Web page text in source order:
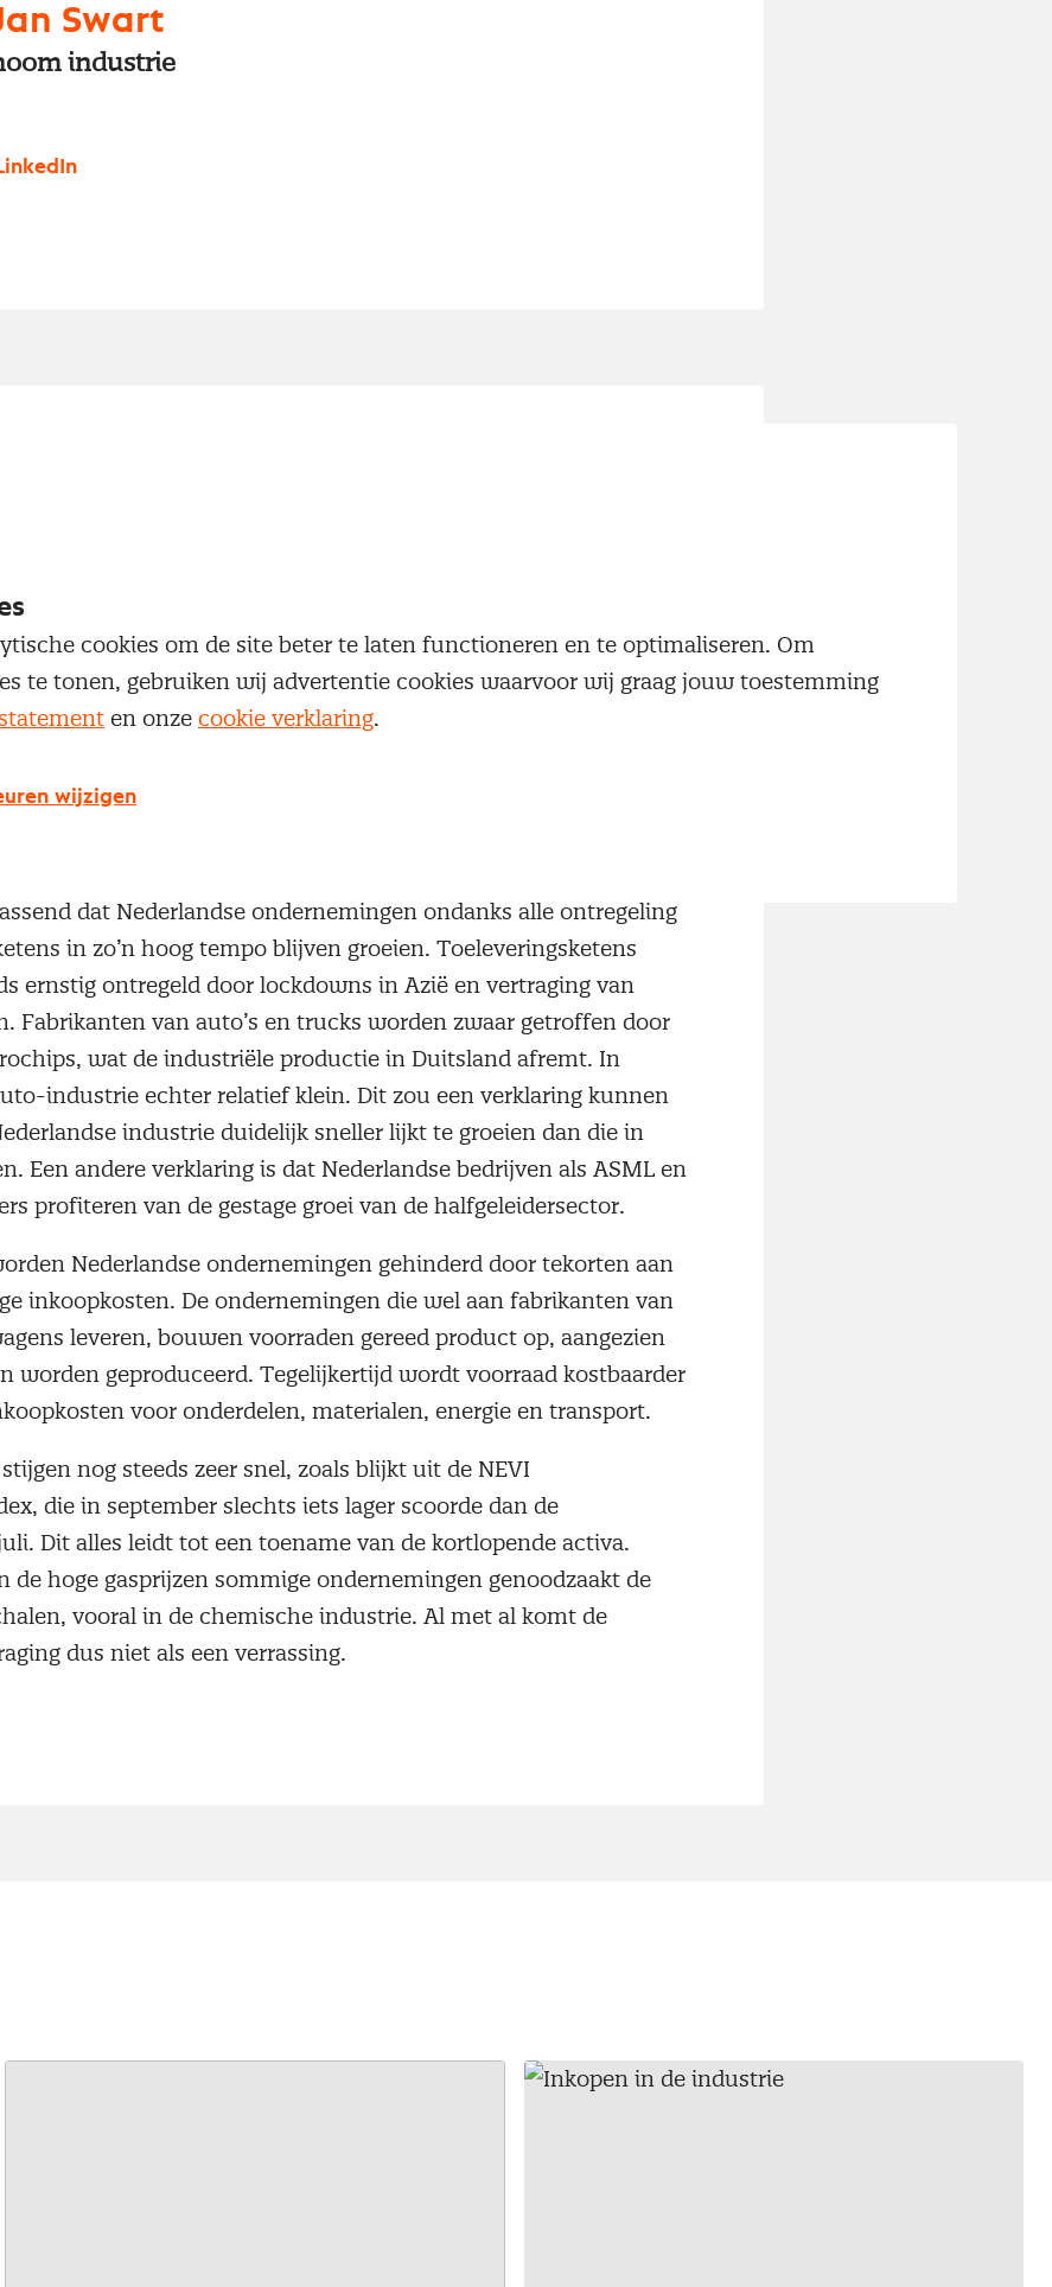
Swart
industrie
laatste zes maanden. De NEVI Inkoopmanagersindex voor de
daalde van 65,8 in augustus naar 62,0 in september, wat
langzamer groeit. Dit komt echter niet als een
industrie heeft afgelopen voorjaar recordgroei laten
dat Nederlandse ondernemingen ondanks alle ontregeling
in zo’n hoog tempo blijven groeien. Toeleveringsketens
ernstig ontregeld door lockdowns in Azië en vertraging van
Fabrikanten van auto’s en trucks worden zwaar getroffen door
wat de industriële productie in Duitsland afremt. In
industrie echter relatief klein. Dit zou een verklaring kunnen
industrie duidelijk sneller lijkt te groeien dan die in
Een andere verklaring is dat Nederlandse bedrijven als ASML en
profiteren van de gestage groei van de halfgeleidersector.
Nederlandse ondernemingen gehinderd door tekorten aan
inkoopkosten. De ondernemingen die wel aan fabrikanten van
leveren, bouwen voorraden gereed product op, aangezien
worden geproduceerd. Tegelijkertijd wordt voorraad kostbaarder
voor onderdelen, materialen, energie en transport.
nog steeds zeer snel, zoals blijkt uit de NEVI
die in september slechts iets lager scoorde dan de
Dit alles leidt tot een toename van de kortlopende activa.
de hoge gasprijzen sommige ondernemingen genoodzaakt de
vooral in de chemische industrie. Al met al komt de
dus niet als een verrassing.
cookies om de site beter te laten functioneren en te optimaliseren. Om
te tonen, gebruiken wij advertentie cookies waarvoor wij graag jouw toestemming
en onze cookie verklaring.
wijzigen